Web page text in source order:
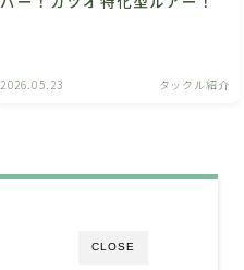
2026.05.23 タックル紹介
CLOSE